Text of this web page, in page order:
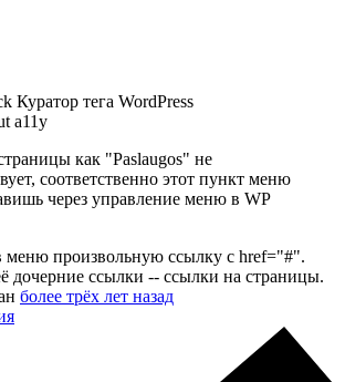
Куратор тега WordPress
a11y
как "Paslaugos" не
соответственно этот пункт меню
через управление меню в WP
меню произвольную ссылку с href="#".
дочерние ссылки -- ссылки на страницы.
более трёх лет назад